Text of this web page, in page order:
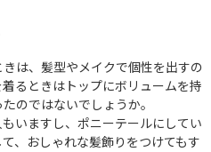
は、髪型やメイクで個性を出すの
るときはトップにボリュームを持
のではないでしょうか。
いますし、ポニーテールにしてい
、おしゃれな髪飾りをつけてもす